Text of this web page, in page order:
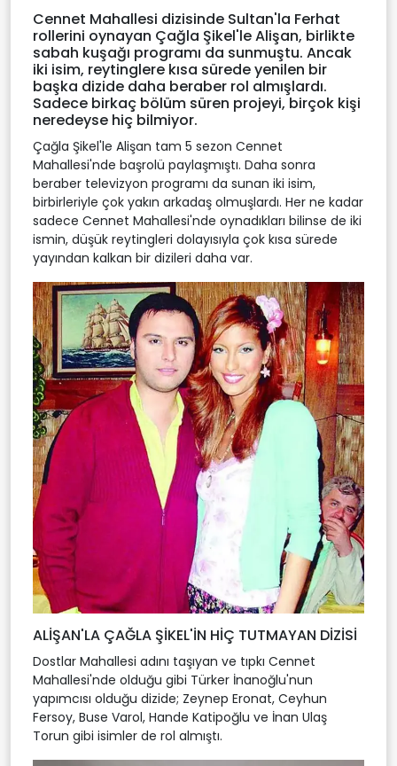
Cennet Mahallesi dizisinde Sultan'la Ferhat
rollerini oynayan Çağla Şikel'le Alişan, birlikte
sabah kuşağı programı da sunmuştu. Ancak
iki isim, reytinglere kısa sürede yenilen bir
başka dizide daha beraber rol almışlardı.
Sadece birkaç bölüm süren projeyi, birçok kişi
neredeyse hiç bilmiyor.
Çağla Şikel'le Alişan tam 5 sezon Cennet
Mahallesi'nde başrolü paylaşmıştı. Daha sonra
beraber televizyon programı da sunan iki isim,
birbirleriyle çok yakın arkadaş olmuşlardı. Her ne kadar
sadece Cennet Mahallesi'nde oynadıkları bilinse de iki
ismin, düşük reytingleri dolayısıyla çok kısa sürede
yayından kalkan bir dizileri daha var.
ALİŞAN'LA ÇAĞLA ŞİKEL'İN HİÇ TUTMAYAN DİZİSİ
Dostlar Mahallesi adını taşıyan ve tıpkı Cennet
Mahallesi'nde olduğu gibi Türker İnanoğlu'nun
yapımcısı olduğu dizide; Zeynep Eronat, Ceyhun
Fersoy, Buse Varol, Hande Katipoğlu ve İnan Ulaş
Torun gibi isimler de rol almıştı.